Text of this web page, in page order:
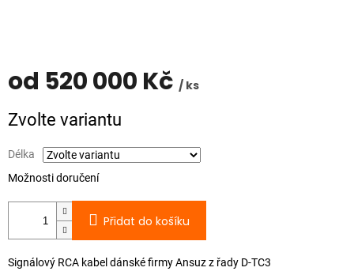
od 520 000 Kč / ks
cena:
Zvolte variantu
Délka
Možnosti doručení
Přidat do košíku
Signálový RCA kabel dánské firmy Ansuz z řady D-TC3